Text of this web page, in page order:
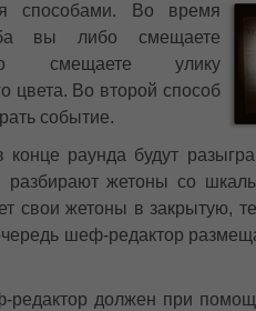
способами. Во время
вы либо смещаете
смещаете улику
цвета. Во второй способ
событие.
конце раунда будут
разбирают жетоны со
свои жетоны в закрытую,
шеф-редактор
должен при